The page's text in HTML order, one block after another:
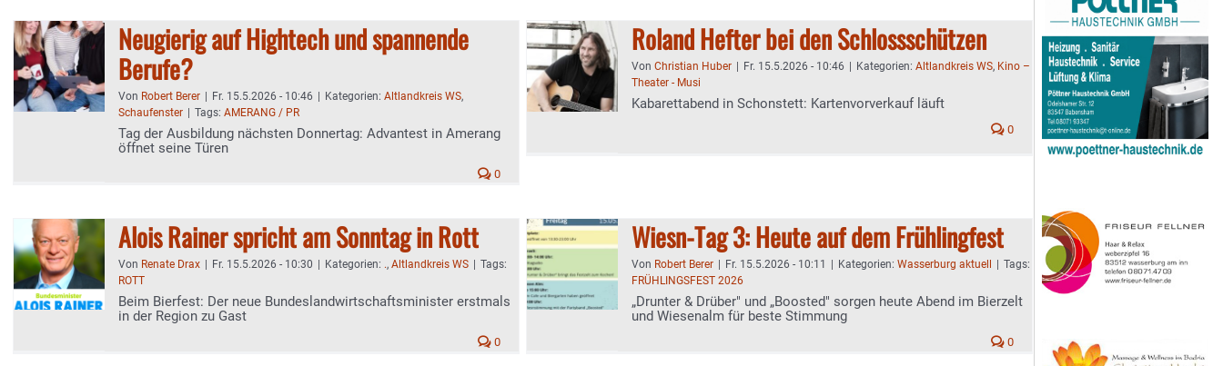
Neugierig auf Hightech und spannende
Berufe?
Von Robert Berer Fr. 15.5.2026 - 10:46 Kategorien: Altlandkreis WS,
Schaufenster
Tags: AMERANG / PR
Tag der Ausbildung nächsten Donnertag: Advantest in Amerang
öffnet seine Türen
0
Roland Hefter bei den Schlossschützen
Von Christian Huber Fr. 15.5.2026 - 10:46 Kategorien: Altlandkreis WS, Kino –
Theater - Musi
Kabarettabend in Schonstett: Kartenvorverkauf läuft
0
Alois Rainer spricht am Sonntag in Rott
Von Renate Drax Fr. 15.5.2026 - 10:30 Kategorien: ., Altlandkreis WS
Tags:
ROTT
Beim Bierfest: Der neue Bundeslandwirtschaftsminister erstmals
in der Region zu Gast
0
Wiesn-Tag 3: Heute auf dem Frühlingfest
Von Robert Berer Fr. 15.5.2026 - 10:11 Kategorien: Wasserburg aktuell
Tags:
FRÜHLINGSFEST 2026
„Drunter & Drüber" und „Boosted" sorgen heute Abend im Bierzelt
und Wiesenalm für beste Stimmung
0